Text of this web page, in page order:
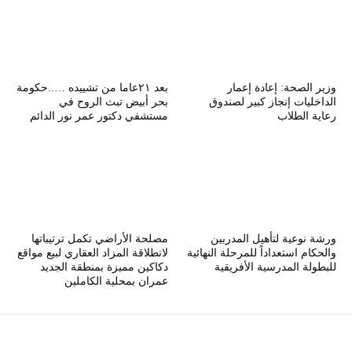
بعد ٢١عاما من تشييده …..حكومة
بحر أبيض تبث الروح في
مستشفي دكتور عمر نور الدائم
وزير الصحة: إعادة إعمار
الداخليات إنجاز كبير لصندوق
رعاية الطلاب
مصلحة الأراضي تكمل ترتيباتها
لانطلاقة المزاد العقاري لبيع مواقع
دكاكين مميزة بمنطقة الجديد
عمران بمحلية الكاملين
ورشة نوعية لتأهيل المدربين
والحكام استعداداً للمرحلة النهائية
للبطولة المدرسية الأفريقية